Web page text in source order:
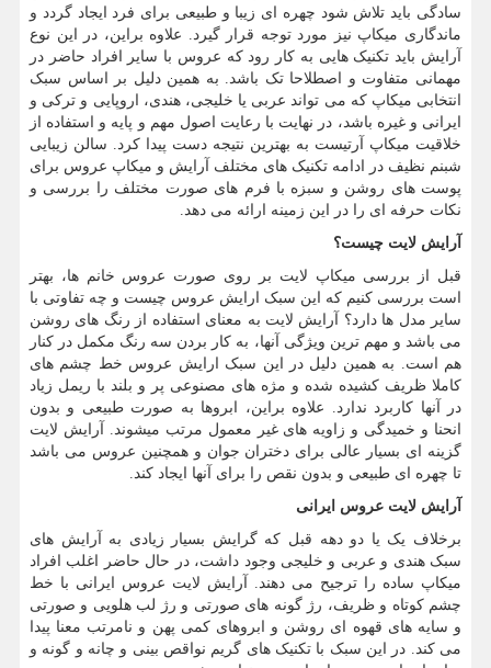
سادگی باید تلاش شود چهره ای زیبا و طبیعی برای فرد ایجاد گردد و
ماندگاری میکاپ نیز مورد توجه قرار گیرد. علاوه براین، در این نوع
آرایش باید تکنیک هایی به کار رود که عروس با سایر افراد حاضر در
مهمانی متفاوت و اصطلاحا تک باشد. به همین دلیل بر اساس سبک
انتخابی میکاپ که می تواند عربی یا خلیجی، هندی، اروپایی و ترکی و
ایرانی و غیره باشد، در نهایت با رعایت اصول مهم و پایه و استفاده از
خلاقیت میکاپ آرتیست به بهترین نتیجه دست پیدا کرد. سالن زیبایی
شبنم نظیف در ادامه تکنیک های مختلف آرایش و میکاپ عروس برای
پوست های روشن و سبزه با فرم های صورت مختلف را بررسی و
نکات حرفه ای را در این زمینه ارائه می دهد.
آرایش لایت چیست؟
قبل از بررسی میکاپ لایت بر روی صورت عروس خانم ها، بهتر
است بررسی کنیم که این سبک ارایش عروس چیست و چه تفاوتی با
سایر مدل ها دارد؟ آرایش لایت به معنای استفاده از رنگ های روشن
می باشد و مهم ترین ویژگی آنها، به کار بردن سه رنگ مکمل در کنار
هم است. به همین دلیل در این سبک ارایش عروس خط چشم های
کاملا ظریف کشیده شده و مژه های مصنوعی پر و بلند با ریمل زیاد
در آنها کاربرد ندارد. علاوه براین، ابروها به صورت طبیعی و بدون
انحنا و خمیدگی و زاویه های غیر معمول مرتب میشوند. آرایش لایت
گزینه ای بسیار عالی برای دختران جوان و همچنین عروس می باشد
تا چهره ای طبیعی و بدون نقص را برای آنها ایجاد کند.
آرایش لایت عروس ایرانی
برخلاف یک یا دو دهه قبل که گرایش بسیار زیادی به آرایش های
سبک هندی و عربی و خلیجی وجود داشت، در حال حاضر اغلب افراد
میکاپ ساده را ترجیح می دهند. آرایش لایت عروس ایرانی با خط
چشم کوتاه و ظریف، رژ گونه های صورتی و رژ لب هلویی و صورتی
و سایه های قهوه ای روشن و ابروهای کمی پهن و نامرتب معنا پیدا
می کند. در این سبک با تکنیک های گریم نواقص بینی و چانه و گونه و